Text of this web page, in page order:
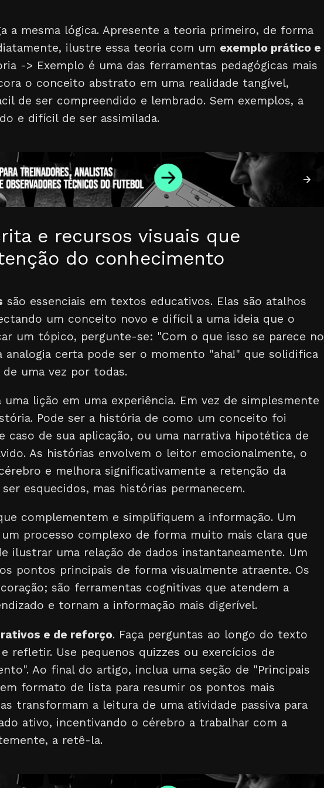
a mesma lógica. Apresente a teoria primeiro, de forma
ilustre essa teoria com um exemplo prático e
-> Exemplo é uma das ferramentas pedagógicas mais
o conceito abstrato em uma realidade tangível,
de ser compreendido e lembrado. Sem exemplos, a
e difícil de ser assimilada.
e recursos visuais que
do conhecimento
são essenciais em textos educativos. Elas são atalhos
um conceito novo e difícil a uma ideia que o
um tópico, pergunte-se: "Com o que isso se parece no
analogia certa pode ser o momento "aha!" que solidifica
uma vez por todas.
lição em uma experiência. Em vez de simplesmente
Pode ser a história de como um conceito foi
caso de sua aplicação, ou uma narrativa hipotética de
As histórias envolvem o leitor emocionalmente, o
e melhora significativamente a retenção da
esquecidos, mas histórias permanecem.
complementem e simplifiquem a informação. Um
processo complexo de forma muito mais clara que
ilustrar uma relação de dados instantaneamente. Um
pontos principais de forma visualmente atraente. Os
são ferramentas cognitivas que atendem a
e tornam a informação mais digerível.
e de reforço. Faça perguntas ao longo do texto
refletir. Use pequenos quizzes ou exercícios de
Ao final do artigo, inclua uma seção de "Principais
em formato de lista para resumir os pontos mais
transformam a leitura de uma atividade passiva para
ativo, incentivando o cérebro a trabalhar com a
a retê-la.